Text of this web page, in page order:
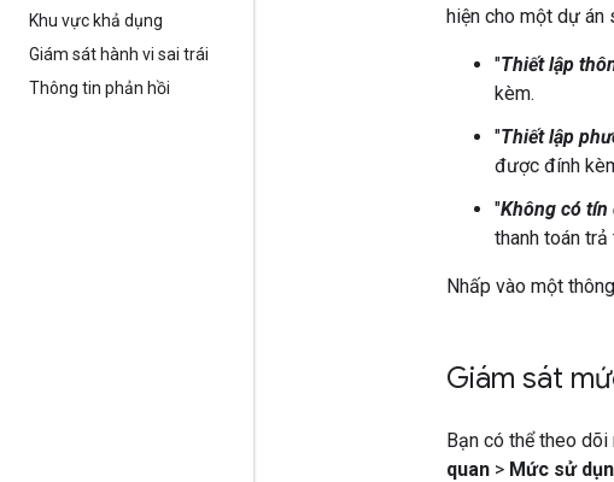
Khu vực khả dụng
Giám sát hành vi sai trái
Thông tin phản hồi
hiện cho một dự án
"Thiết lập
kèm.
"Thiết lập
được đính
"Không có tín
thanh toán
Nhấp vào một
Giám sát
Bạn có thể theo
quan > Mức sử